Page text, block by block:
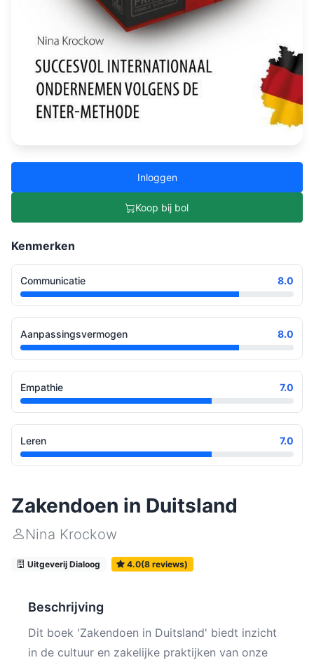
Inloggen
Koop bij bol
Kenmerken
Communicatie 8.0
Aanpassingsvermogen 8.0
Empathie 7.0
Leren 7.0
Zakendoen in Duitsland
Nina Krockow
Uitgeverij Dialoog 4.0(8 reviews)
Beschrijving
Dit boek 'Zakendoen in Duitsland' biedt inzicht
in de cultuur en zakelijke praktijken van onze